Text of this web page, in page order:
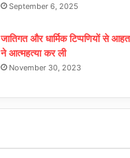
September 6, 2025
जातिगत और धार्मिक टिप्पणियों से
ने आत्महत्या कर ली
November 30, 2023